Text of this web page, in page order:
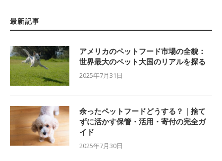
最新記事
アメリカのペットフード市場の全貌：
世界最大のペット大国のリアルを探る
2025年7月31日
余ったペットフードどうする？｜捨て
ずに活かす保管・活用・寄付の完全ガ
イド
2025年7月30日